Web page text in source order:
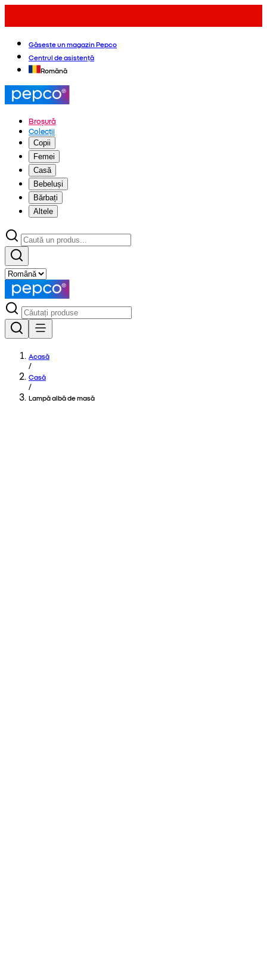
Găsește un magazin Pepco
Centrul de asistență
Română
Broșură
Colecții
Copii
Femei
Casă
Bebeluși
Bărbați
Altele
Acasă
/
Casă
/
Lampă albă de masă